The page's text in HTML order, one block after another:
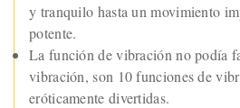
y tranquilo hasta un movimiento
potente.
La función de vibración no podía
vibración, son 10 funciones de
eróticamente divertidas.